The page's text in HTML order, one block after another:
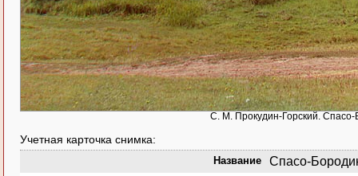
С. М. Прокудин-Горский. Спасо-
Учетная карточка снимка:
Название Спасо-